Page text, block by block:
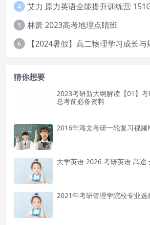
4 艾力 原力英语全能提升训练营
5 林萧 2023高考地理点睛班
6 【2024暑假】高二物理学习成长
猜你想要
2023考研新大纲解读【01】
总考前必备资料
2016年海文考研一轮复习视频
大学英语 2026 考研英语 高途
2021年考研管理学院校专业选